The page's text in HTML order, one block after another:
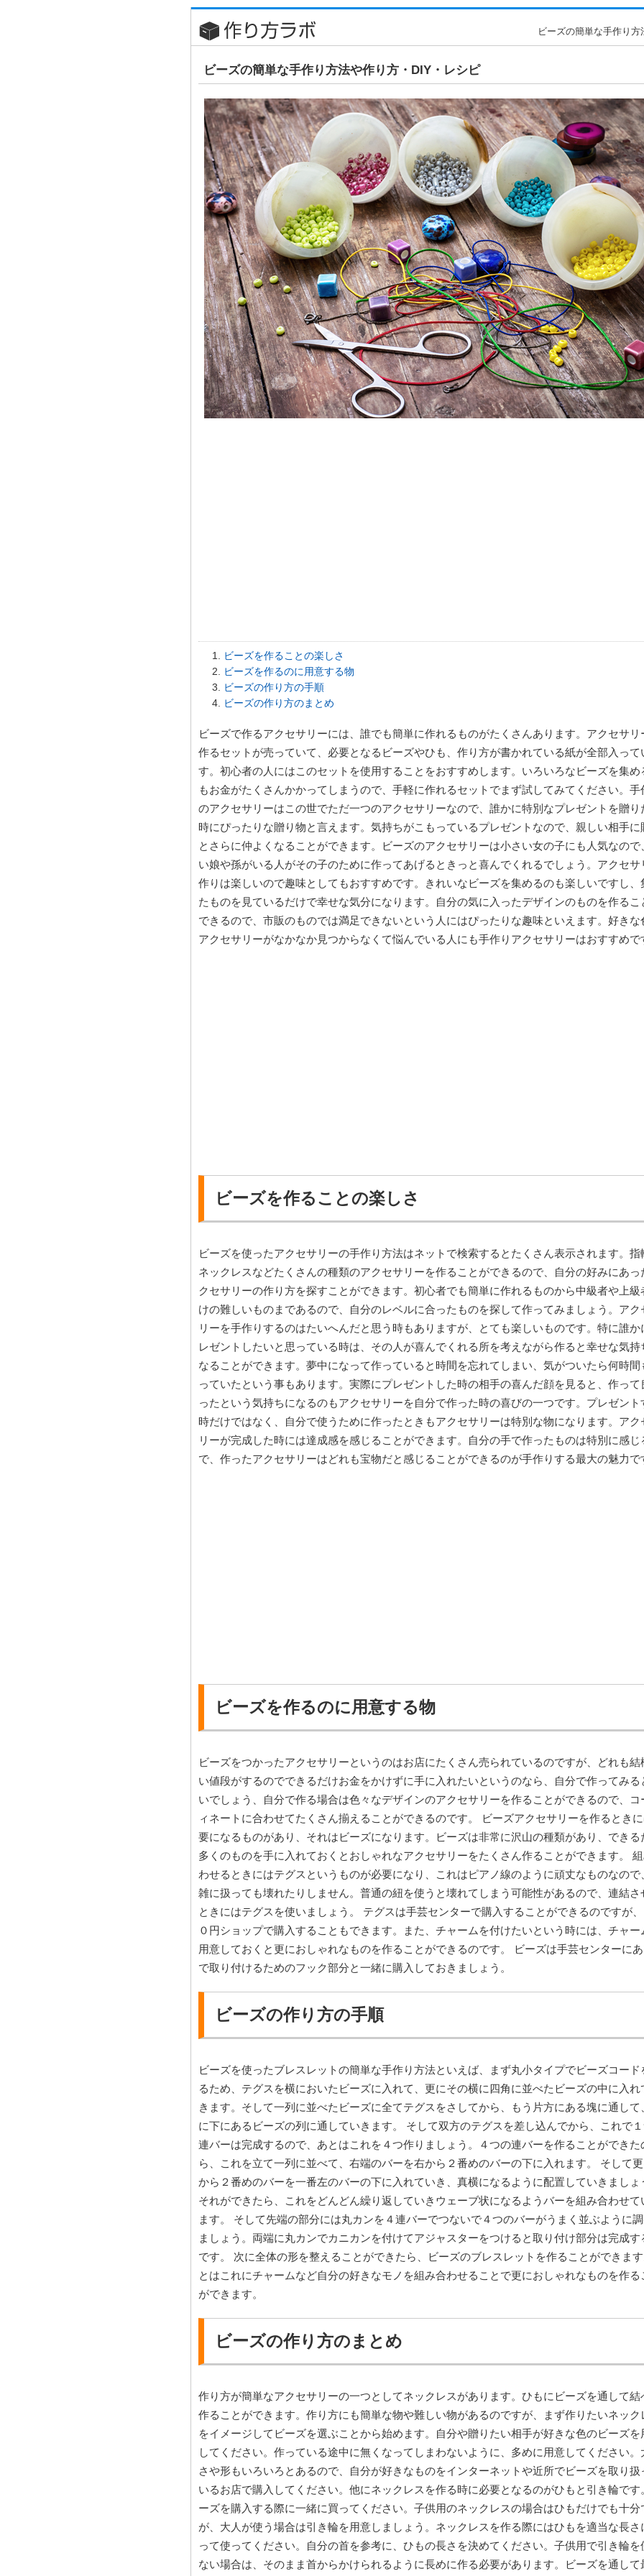
ビーズの簡単な手作り
ビーズの簡単な手作り方法や作り方・DIY・レシピ
ビーズを作ることの楽しさ
ビーズを作るのに用意する物
ビーズの作り方の手順
ビーズの作り方のまとめ
ビーズで作るアクセサリーには、誰でも簡単に作れるものがたくさんあります。アクセサリ
作るセットが売っていて、必要となるビーズやひも、作り方が書かれている紙が全部入って
す。初心者の人にはこのセットを使用することをおすすめします。いろいろなビーズを集め
もお金がたくさんかかってしまうので、手軽に作れるセットでまず試してみてください。手
のアクセサリーはこの世でただ一つのアクセサリーなので、誰かに特別なプレゼントを贈り
時にぴったりな贈り物と言えます。気持ちがこもっているプレゼントなので、親しい相手に
とさらに仲よくなることができます。ビーズのアクセサリーは小さい女の子にも人気なので
い娘や孫がいる人がその子のために作ってあげるときっと喜んでくれるでしょう。アクセサ
作りは楽しいので趣味としてもおすすめです。きれいなビーズを集めるのも楽しいですし、
たものを見ているだけで幸せな気分になります。自分の気に入ったデザインのものを作るこ
できるので、市販のものでは満足できないという人にはぴったりな趣味といえます。好きな
アクセサリーがなかなか見つからなくて悩んでいる人にも手作りアクセサリーはおすすめで
ビーズを作ることの楽しさ
ビーズを使ったアクセサリーの手作り方法はネットで検索するとたくさん表示されます。指
ネックレスなどたくさんの種類のアクセサリーを作ることができるので、自分の好みにあっ
クセサリーの作り方を探すことができます。初心者でも簡単に作れるものから中級者や上級
けの難しいものまであるので、自分のレベルに合ったものを探して作ってみましょう。アク
リーを手作りするのはたいへんだと思う時もありますが、とても楽しいものです。特に誰か
レゼントしたいと思っている時は、その人が喜んでくれる所を考えながら作ると幸せな気持
なることができます。夢中になって作っていると時間を忘れてしまい、気がついたら何時間
っていたという事もあります。実際にプレゼントした時の相手の喜んだ顔を見ると、作って
ったという気持ちになるのもアクセサリーを自分で作った時の喜びの一つです。プレゼント
時だけではなく、自分で使うために作ったときもアクセサリーは特別な物になります。アク
リーが完成した時には達成感を感じることができます。自分の手で作ったものは特別に感じ
で、作ったアクセサリーはどれも宝物だと感じることができるのが手作りする最大の魅力で
ビーズを作るのに用意する物
ビーズをつかったアクセサリーというのはお店にたくさん売られているのですが、どれも結
い値段がするのでできるだけお金をかけずに手に入れたいというのなら、自分で作ってみる
いでしょう、自分で作る場合は色々なデザインのアクセサリーを作ることができるので、コ
ィネートに合わせてたくさん揃えることができるのです。 ビーズアクセサリーを作るとき
要になるものがあり、それはビーズになります。ビーズは非常に沢山の種類があり、できる
多くのものを手に入れておくとおしゃれなアクセサリーをたくさん作ることができます。
わせるときにはテグスというものが必要になり、これはピアノ線のように頑丈なものなので
雑に扱っても壊れたりしません。普通の紐を使うと壊れてしまう可能性があるので、連結さ
ときにはテグスを使いましょう。 テグスは手芸センターで購入することができるのですが、
０円ショップで購入することもできます。また、チャームを付けたいという時には、チャー
用意しておくと更におしゃれなものを作ることができるのです。 ビーズは手芸センターに
で取り付けるためのフック部分と一緒に購入しておきましょう。
ビーズの作り方の手順
ビーズを使ったブレスレットの簡単な手作り方法といえば、まず丸小タイプでビーズコード
るため、テグスを横においたビーズに入れて、更にその横に四角に並べたビーズの中に入れ
きます。そして一列に並べたビーズに全てテグスをさしてから、もう片方にある塊に通して
に下にあるビーズの列に通していきます。 そして双方のテグスを差し込んでから、これで
連バーは完成するので、あとはこれを４つ作りましょう。４つの連バーを作ることができた
ら、これを立て一列に並べて、右端のバーを右から２番めのバーの下に入れます。 そして
から２番めのバーを一番左のバーの下に入れていき、真横になるように配置していきましょ
それができたら、これをどんどん繰り返していきウェーブ状になるようバーを組み合わせて
ます。 そして先端の部分には丸カンを４連バーでつないで４つのバーがうまく並ぶように
ましょう。両端に丸カンでカニカンを付けてアジャスターをつけると取り付け部分は完成す
です。 次に全体の形を整えることができたら、ビーズのブレスレットを作ることができま
とはこれにチャームなど自分の好きなモノを組み合わせることで更におしゃれなものを作る
ができます。
ビーズの作り方のまとめ
作り方が簡単なアクセサリーの一つとしてネックレスがあります。ひもにビーズを通して結
作ることができます。作り方にも簡単な物や難しい物があるのですが、まず作りたいネック
をイメージしてビーズを選ぶことから始めます。自分や贈りたい相手が好きな色のビーズを
してください。作っている途中に無くなってしまわないように、多めに用意してください。
さや形もいろいろとあるので、自分が好きなものをインターネットや近所でビーズを取り扱
いるお店で購入してください。他にネックレスを作る時に必要となるのがひもと引き輪です
ーズを購入する際に一緒に買ってください。子供用のネックレスの場合はひもだけでも十分
が、大人が使う場合は引き輪を用意しましょう。ネックレスを作る際にはひもを適当な長さ
って使ってください。自分の首を参考に、ひもの長さを決めてください。子供用で引き輪を
ない場合は、そのまま首からかけられるように長めに作る必要があります。ビーズを通して